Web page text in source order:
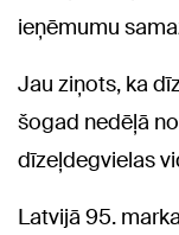
ieņēmumu
Jau ziņots, ka
šogad nedēļā
dīzeļdegvielas
Latvijā 95.